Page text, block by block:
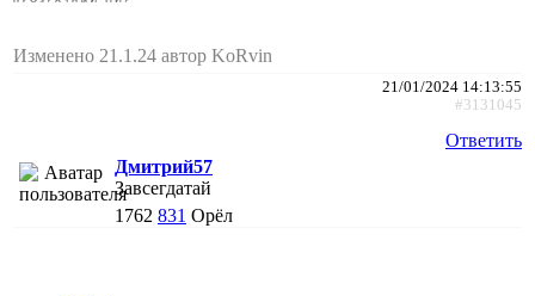
Изменено 21.1.24 автор KoRvin
21/01/2024 14:13:55
#3131045
Ответить
Дмитрий57
Завсегдатай
1762 831 Орёл